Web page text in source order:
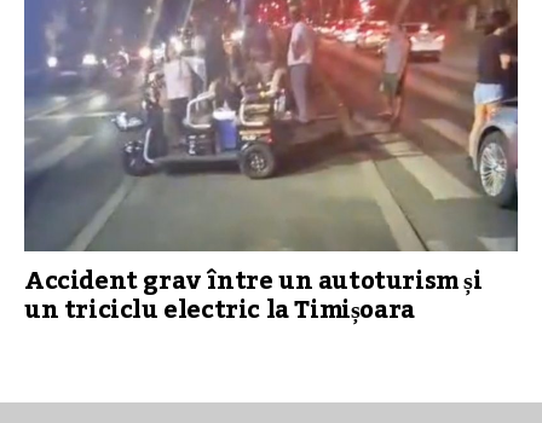
Accident grav între un autoturism și
un triciclu electric la Timișoara